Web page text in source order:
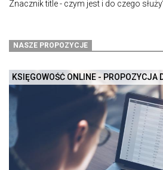
Znacznik title - czym jest i do czego
NASZE PROPOZYCJE
KSIĘGOWOŚĆ ONLINE - PROPOZYCJA